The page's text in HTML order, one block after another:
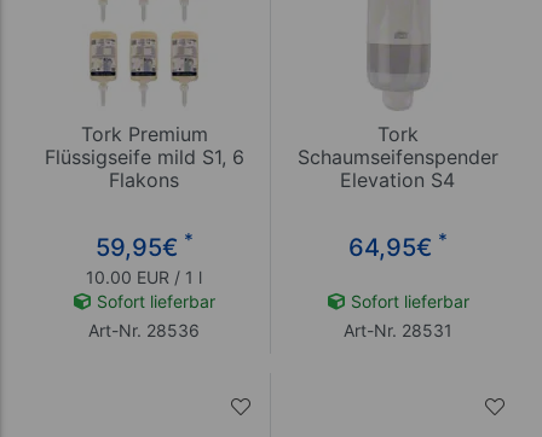
Tork Premium
Flüssigseife mild S1, 6
Flakons
59,95€ *
10.00 EUR / 1 l
Sofort lieferbar
Art-Nr. 28536
Tork
Schaumseifenspender
Elevation S4
64,95€ *
Sofort lieferbar
Art-Nr. 28531